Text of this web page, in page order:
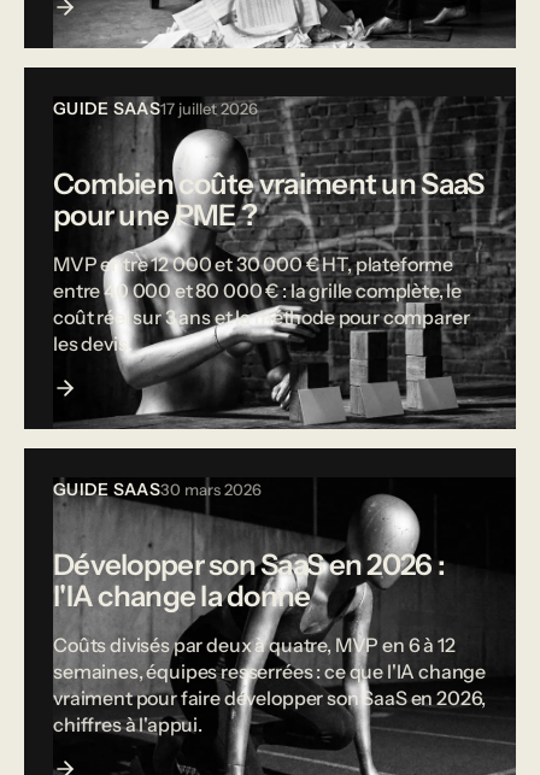
GUIDE SAAS17 juillet 2026
Combien coûte vraiment un SaaS
pour une PME ?
MVP entre 12 000 et 30 000 € HT, plateforme
entre 40 000 et 80 000 € : la grille complète, le
coût réel sur 3 ans et la méthode pour comparer
les devis.
GUIDE SAAS30 mars 2026
Développer son SaaS en 2026 :
l'IA change la donne
Coûts divisés par deux à quatre, MVP en 6 à 12
semaines, équipes resserrées : ce que l'IA change
vraiment pour faire développer son SaaS en 2026,
chiffres à l'appui.